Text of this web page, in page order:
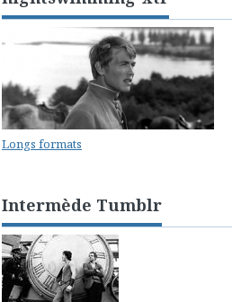
Longs formats
Intermède Tumblr